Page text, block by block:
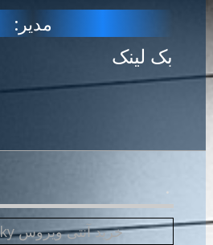
مدیر:
بک لینک
.
خرید آنتی ویروس Kaspersky